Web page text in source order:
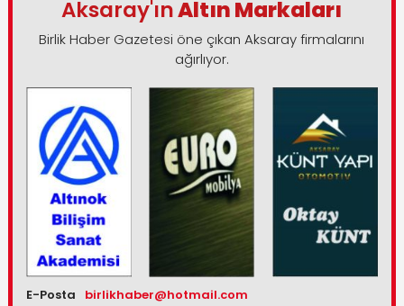
Aksaray'ınAltın Markaları
Birlik Haber Gazetesi öne çıkan Aksaray firmalarını
ağırlıyor.
E-Posta birlikhaber@hotmail.com